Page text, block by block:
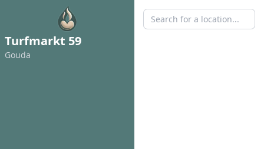
Turfmarkt 59
Gouda